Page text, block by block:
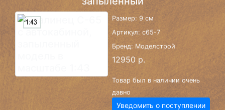
Размер: 9 см
Артикул: c65-7
Бренд: Моделстрой
12950 р.
Товар был в наличии очень
давно
Уведомить о поступлении